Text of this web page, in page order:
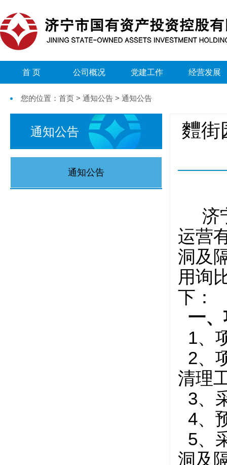
首 页 公司概况 党建工作 经营发展
您的位置：首页 > 通知公告 > 通知公告
通知公告
通知公告
麷街
济
运营
洞及
用询
下：
一
1、
2、
清理
3、
4、
5、
洞及